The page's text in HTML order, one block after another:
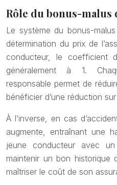
Rôle du bonus-malus
Le système du bonus-
détermination du prix de
conducteur, le coefficient
généralement à 1.
responsable permet de
bénéficier d’une réduction
À l’inverse, en cas
augmente, entraînant une
jeune conducteur avec
maintenir un bon historique
maîtriser le coût de son